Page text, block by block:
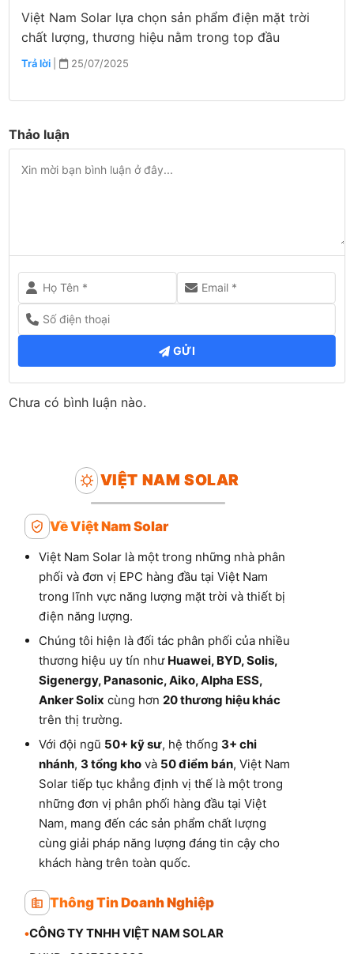
Việt Nam Solar lựa chọn sản phẩm điện mặt trời
chất lượng, thương hiệu nằm trong top đầu
Trả lời | 25/07/2025
Thảo luận
GỬI
Chưa có bình luận nào.
VIỆT NAM SOLAR
Về Việt Nam Solar
Việt Nam Solar là một trong những nhà phân
phối và đơn vị EPC hàng đầu tại Việt Nam
trong lĩnh vực năng lượng mặt trời và thiết bị
điện năng lượng.
Chúng tôi hiện là đối tác phân phối của nhiều
thương hiệu uy tín như Huawei, BYD, Solis,
Sigenergy, Panasonic, Aiko, Alpha ESS,
Anker Solix cùng hơn 20 thương hiệu khác
trên thị trường.
Với đội ngũ 50+ kỹ sư, hệ thống 3+ chi
nhánh, 3 tổng kho và 50 điểm bán, Việt Nam
Solar tiếp tục khẳng định vị thế là một trong
những đơn vị phân phối hàng đầu tại Việt
Nam, mang đến các sản phẩm chất lượng
cùng giải pháp năng lượng đáng tin cậy cho
khách hàng trên toàn quốc.
Thông Tin Doanh Nghiệp
•CÔNG TY TNHH VIỆT NAM SOLAR